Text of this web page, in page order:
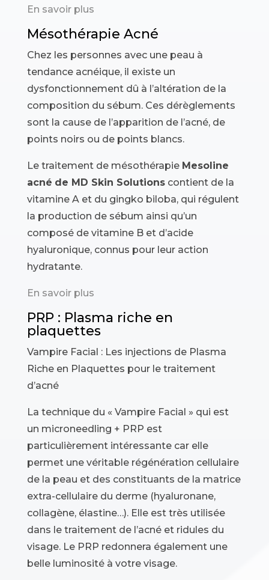
En savoir plus
Mésothérapie Acné
Chez les personnes avec une peau à
tendance acnéique, il existe un
dysfonctionnement dû à l’altération de la
composition du sébum. Ces dérèglements
sont la cause de l’apparition de l’acné, de
points noirs ou de points blancs.
Le traitement de mésothérapie Mesoline
acné de MD Skin Solutionscontient de la
vitamine A et du gingko biloba, qui régulent
la production de sébum ainsi qu’un
composé de vitamine B et d’acide
hyaluronique, connus pour leur action
hydratante.
En savoir plus
PRP : Plasma riche en
plaquettes
Vampire Facial : Les injections de Plasma
Riche en Plaquettes pour le traitement
d’acné
La technique du « Vampire Facial » qui est
un microneedling + PRP est
particulièrement intéressante car elle
permet une véritable régénération cellulaire
de la peau et des constituants de la matrice
extra-cellulaire du derme (hyaluronane,
collagène, élastine…). Elle est très utilisée
dans le traitement de l’acné et ridules du
visage. Le PRP redonnera également une
belle luminosité à votre visage.